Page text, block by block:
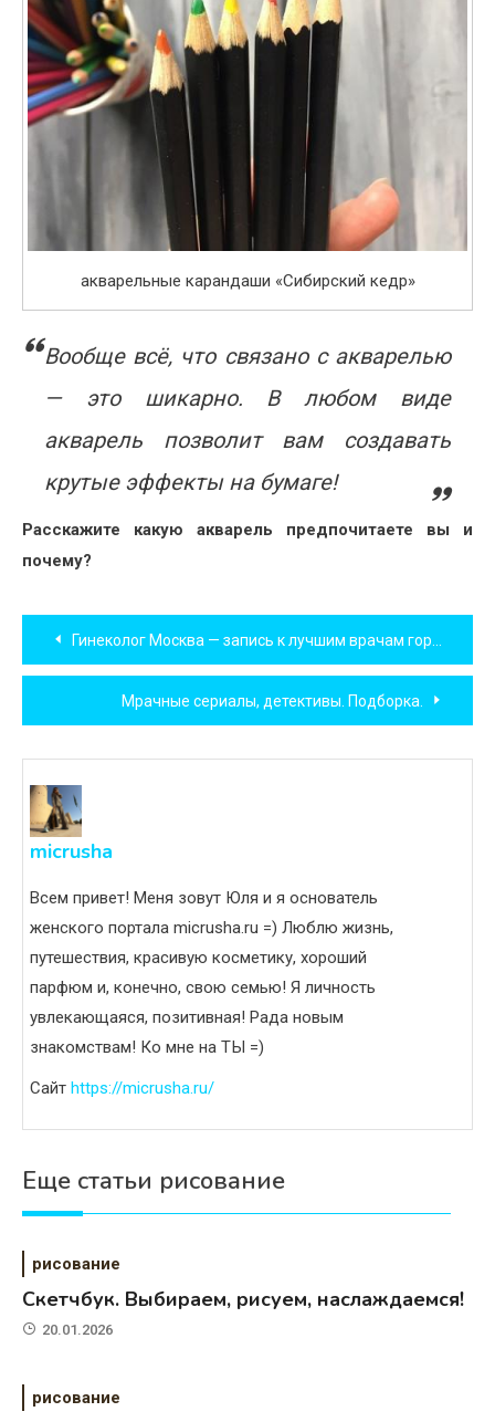
акварельные карандаши «Сибирский кедр»
Вообще всё, что связано с акварелью
— это шикарно. В любом виде
акварель позволит вам создавать
крутые эффекты на бумаге!
Расскажите какую акварель предпочитаете вы и
почему?
Навигация
по
записям
Гинеколог Москва — запись к лучшим врачам города по низким ценам
Мрачные сериалы, детективы. Подборка.
micrusha
Всем привет! Меня зовут Юля и я основатель
женского портала micrusha.ru =) Люблю жизнь,
путешествия, красивую косметику, хороший
парфюм и, конечно, свою семью! Я личность
увлекающаяся, позитивная! Рада новым
знакомствам! Ко мне на ТЫ =)
Сайт https://micrusha.ru/
Еще статьи рисование
рисование
Скетчбук. Выбираем, рисуем, наслаждаемся!
20.01.2026
рисование